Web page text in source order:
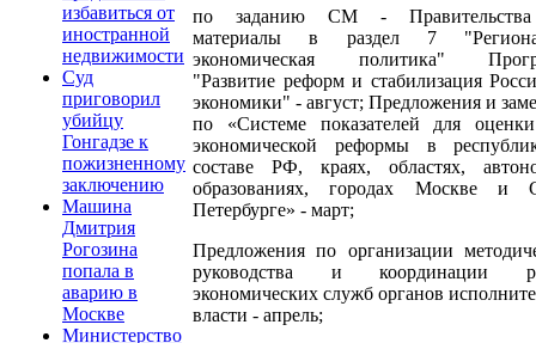
избавиться от
иностранной
недвижимости
Суд
приговорил
убийцу
Гонгадзе к
пожизненному
заключению
Машина
Дмитрия
Рогозина
попала в
аварию в
Москве
Министерство
по заданию СМ -
материалы в раздел 7
экономическая политика"
"Развитие реформ и стабилизация
экономики" - август; Предложения и
по «Системе показателей для
экономической реформы в
составе РФ, краях, областях,
образованиях, городах Москве и
Петербурге» - март;
Предложения по организации
руководства и координации
экономических служб органов
власти - апрель;